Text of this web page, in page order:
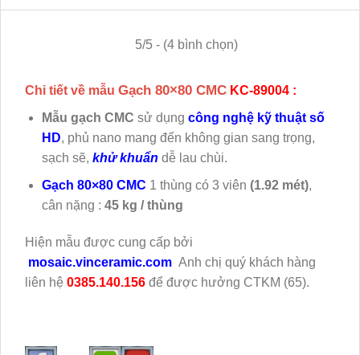
5/5 - (4 bình chọn)
Chi tiết về mẫu Gạch 80×80 CMC KC-89004 :
Mẫu gạch CMC sử dụng công nghệ kỹ thuật số
HD, phủ nano mang đến không gian sang trọng,
sạch sẽ, khử khuẩn dễ lau chùi.
Gạch 80×80 CMC 1 thùng có 3 viên (1.92 mét),
cân nặng : 45 kg / thùng
Hiện mẫu được cung cấp bởi
mosaic.vinceramic.com Anh chị quý khách hàng
liên hệ 0385.140.156 để được hưởng CTKM (65).